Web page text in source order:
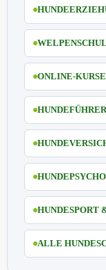
ONLINE-KURSE
HUNDESPORT
ALLE